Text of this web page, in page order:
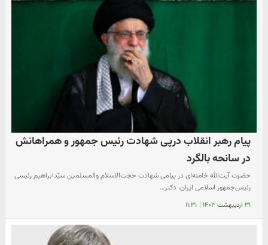
پیام رهبر انقلاب درپی شهادت رئیس جمهور و همراهانش
در سانحه بالگرد
حضرت آیت‌الله خامنه‌ای در پیامی شهادت حجت‌الاسلام والمسلمین سیّدابراهیم رئیسی
رئیس‌جمهور اسلامی ایران، دکتر…
۳۱ اردیبهشت ۱۴۰۳ | ۱۱:۳۱